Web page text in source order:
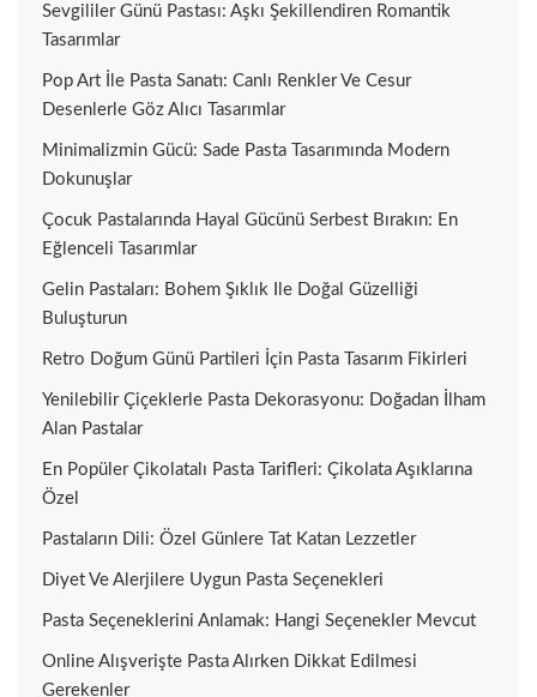
Sevgililer Günü Pastası: Aşkı Şekillendiren Romantik
Tasarımlar
Pop Art İle Pasta Sanatı: Canlı Renkler Ve Cesur
Desenlerle Göz Alıcı Tasarımlar
Minimalizmin Gücü: Sade Pasta Tasarımında Modern
Dokunuşlar
Çocuk Pastalarında Hayal Gücünü Serbest Bırakın: En
Eğlenceli Tasarımlar
Gelin Pastaları: Bohem Şıklık Ile Doğal Güzelliği
Buluşturun
Retro Doğum Günü Partileri İçin Pasta Tasarım Fikirleri
Yenilebilir Çiçeklerle Pasta Dekorasyonu: Doğadan İlham
Alan Pastalar
En Popüler Çikolatalı Pasta Tarifleri: Çikolata Aşıklarına
Özel
Pastaların Dili: Özel Günlere Tat Katan Lezzetler
Diyet Ve Alerjilere Uygun Pasta Seçenekleri
Pasta Seçeneklerini Anlamak: Hangi Seçenekler Mevcut
Online Alışverişte Pasta Alırken Dikkat Edilmesi
Gerekenler